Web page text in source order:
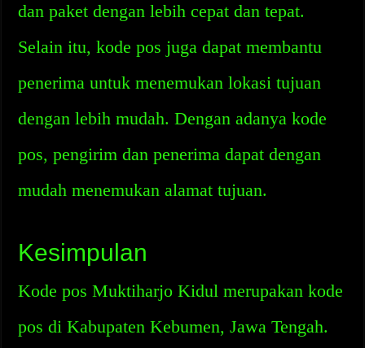
dan paket dengan lebih cepat dan tepat.
Selain itu, kode pos juga dapat membantu
penerima untuk menemukan lokasi tujuan
dengan lebih mudah. Dengan adanya kode
pos, pengirim dan penerima dapat dengan
mudah menemukan alamat tujuan.
Kesimpulan
Kode pos Muktiharjo Kidul merupakan kode
pos di Kabupaten Kebumen, Jawa Tengah.